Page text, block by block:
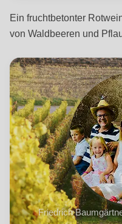
Ein fruchtbetonter
von Waldbeeren und
Friedrich